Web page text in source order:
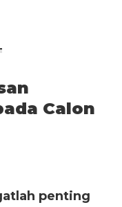
Calon
penting